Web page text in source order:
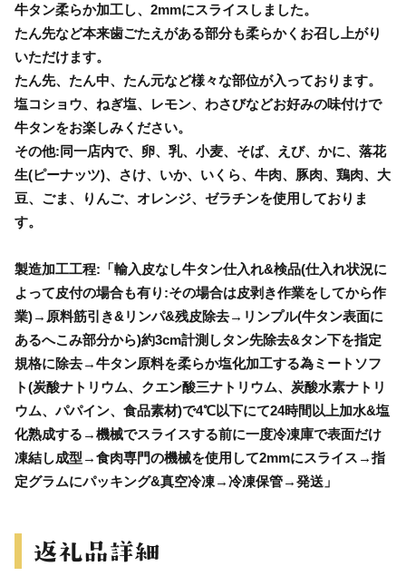
牛タン柔らか加工し、2mmにスライスしました。
たん先など本来歯ごたえがある部分も柔らかくお召し上がり
いただけます。
たん先、たん中、たん元など様々な部位が入っております。
塩コショウ、ねぎ塩、レモン、わさびなどお好みの味付けで
牛タンをお楽しみください。
その他:同一店内で、卵、乳、小麦、そば、えび、かに、落花
生(ピーナッツ)、さけ、いか、いくら、牛肉、豚肉、鶏肉、大
豆、ごま、りんご、オレンジ、ゼラチンを使用しておりま
す。
製造加工工程:「輸入皮なし牛タン仕入れ&検品(仕入れ状況に
よって皮付の場合も有り:その場合は皮剥き作業をしてから作
業)→原料筋引き&リンパ&残皮除去→リンプル(牛タン表面に
あるへこみ部分から)約3cm計測しタン先除去&タン下を指定
規格に除去→牛タン原料を柔らか塩化加工する為ミートソフ
ト(炭酸ナトリウム、クエン酸三ナトリウム、炭酸水素ナトリ
ウム、パパイン、食品素材)で4℃以下にて24時間以上加水&塩
化熟成する→機械でスライスする前に一度冷凍庫で表面だけ
凍結し成型→食肉専門の機械を使用して2mmにスライス→指
定グラムにパッキング&真空冷凍→冷凍保管→発送」